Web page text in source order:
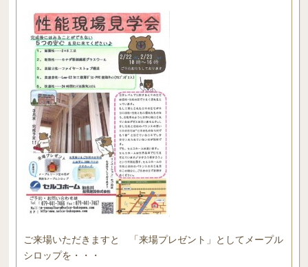
ご来場いただきますと 「来場プレゼント」としてメープル
シロップを・・・